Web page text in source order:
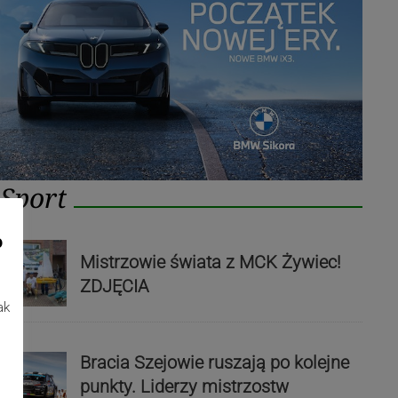
Sport
Mistrzowie świata z MCK Żywiec!
ZDJĘCIA
Bracia Szejowie ruszają po kolejne
punkty. Liderzy mistrzostw